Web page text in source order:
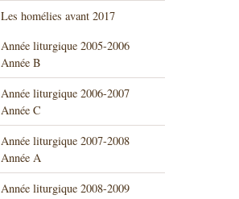
Les homélies avant 2017
Année liturgique 2005-2006
Année B
Année liturgique 2006-2007
Année C
Année liturgique 2007-2008
Année A
Année liturgique 2008-2009